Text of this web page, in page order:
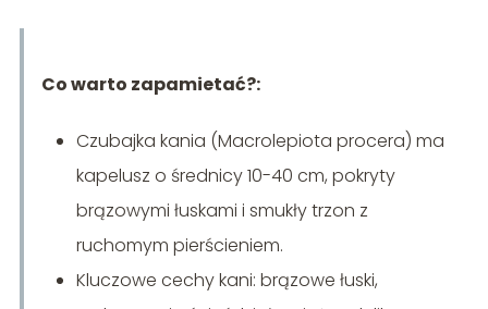
Co warto zapamietać?:
Czubajka kania (Macrolepiota procera) ma
kapelusz o średnicy 10-40 cm, pokryty
brązowymi łuskami i smukły trzon z
ruchomym pierścieniem.
Kluczowe cechy kani: brązowe łuski,